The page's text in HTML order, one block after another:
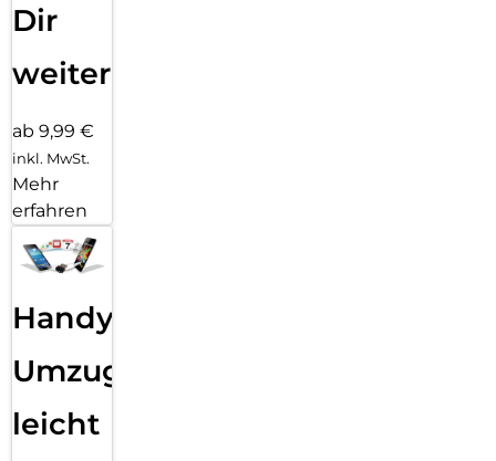
Dir
weiter
ab 9,99 €
inkl. MwSt.
Mehr
erfahren
Handy
Umzug
leicht